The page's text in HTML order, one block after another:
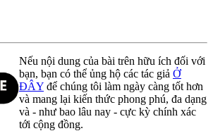
Nếu nội dung của bài trên hữu ích đối với
bạn, bạn có thể ủng hộ các tác giả Ở
ĐÂY để chúng tôi làm ngày càng tốt hơn
và mang lại kiến thức phong phú, đa dạng
và - như bao lâu nay - cực kỳ chính xác
tới cộng đồng.